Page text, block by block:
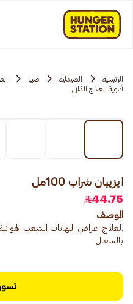
الرئيسية الصيدلية صبيا
أدوية العلاج الذاتي
ايزيبان شراب 100مل
44.75
الوصف
.لعلاج اعراض التهابات الشعب الهوائية
بالسعال